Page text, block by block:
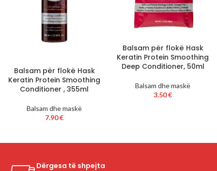
Balsam për flokë Hask
Keratin Protein Smoothing
Conditioner , 355ml
Balsam dhe maskë
7.90€
Balsam për flokë Hask
Keratin Protein Smoothing
Deep Conditioner, 50ml
Balsam dhe maskë
3.50€
Dërgesa të shpejta